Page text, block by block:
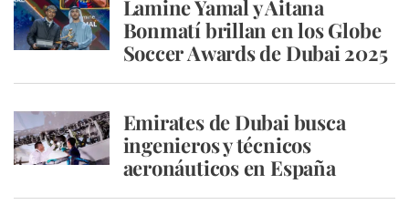
Lamine Yamal y Aitana
Bonmatí brillan en los Globe
Soccer Awards de Dubai 2025
Emirates de Dubai busca
ingenieros y técnicos
aeronáuticos en España